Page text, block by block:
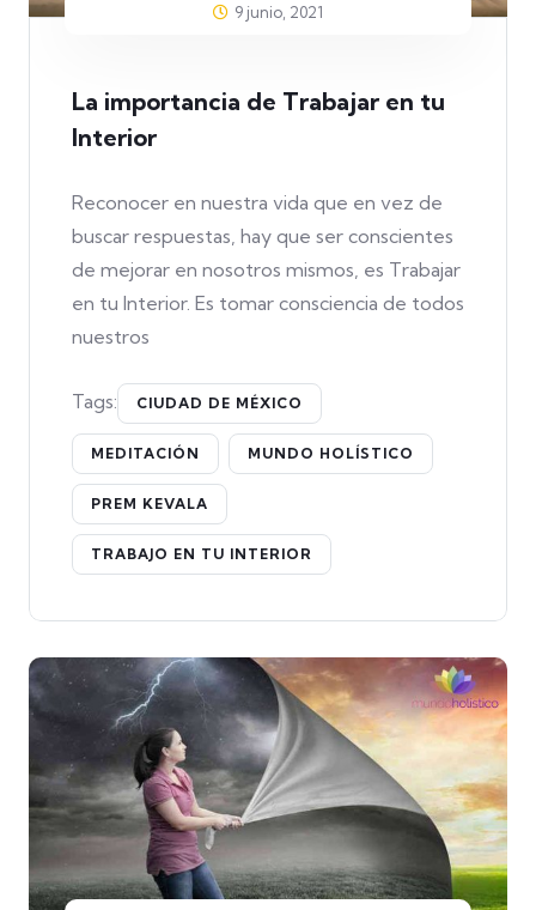
9 junio, 2021
La importancia de Trabajar en tu
Interior
Reconocer en nuestra vida que en vez de
buscar respuestas, hay que ser conscientes
de mejorar en nosotros mismos, es Trabajar
en tu Interior. Es tomar consciencia de todos
nuestros
Tags: CIUDAD DE MÉXICO
MEDITACIÓN MUNDO HOLÍSTICO
PREM KEVALA
TRABAJO EN TU INTERIOR